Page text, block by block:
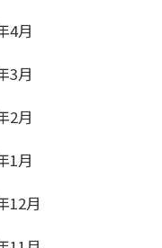
4月
3月
2月
1月
12月